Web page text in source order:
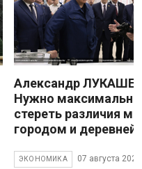
Александр
Нужно максимально
стереть различия
городом и деревней
ЭКОНОМИКА 07 августа 2026